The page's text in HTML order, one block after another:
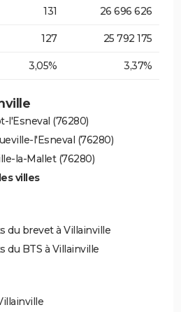
131 26 696 626
127 25 792 175
3,05% 3,37%
l'Esneval (76280)
l'Esneval (76280)
la-Mallet (76280)
villes
du brevet à Villainville
du BTS à Villainville